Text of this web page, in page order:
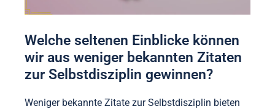
Welche seltenen Einblicke können
wir aus weniger bekannten Zitaten
zur Selbstdisziplin gewinnen?
Weniger bekannte Zitate zur Selbstdisziplin bieten